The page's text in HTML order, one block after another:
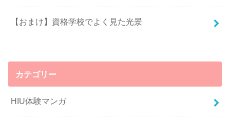
【おまけ】資格学校でよく見た光景
カテゴリー
HIU体験マンガ